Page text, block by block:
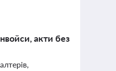
акти без